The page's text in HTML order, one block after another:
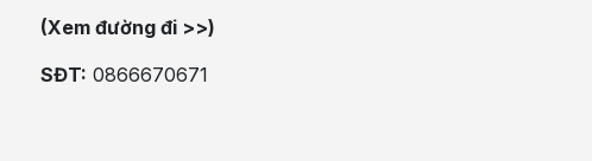
(Xem đường đi >>)
SĐT: 0866670671